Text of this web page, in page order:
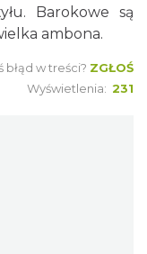
Barokowe są
ambona.
błąd w treści? ZGŁOŚ
Wyświetlenia: 231